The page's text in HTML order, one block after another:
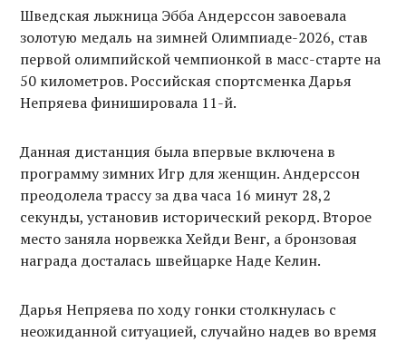
Шведская лыжница Эбба Андерссон завоевала
золотую медаль на зимней Олимпиаде-2026, став
первой олимпийской чемпионкой в масс-старте на
50 километров. Российская спортсменка Дарья
Непряева финишировала 11-й.
Данная дистанция была впервые включена в
программу зимних Игр для женщин. Андерссон
преодолела трассу за два часа 16 минут 28,2
секунды, установив исторический рекорд. Второе
место заняла норвежка Хейди Венг, а бронзовая
награда досталась швейцарке Наде Келин.
Дарья Непряева по ходу гонки столкнулась с
неожиданной ситуацией, случайно надев во время